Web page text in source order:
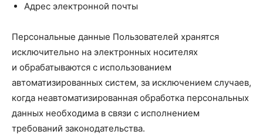
Адрес электронной почты
Персональные данные Пользователей хранятся
исключительно на электронных носителях
и обрабатываются с использованием
автоматизированных систем, за исключением случаев,
когда неавтоматизированная обработка персональных
данных необходима в связи с исполнением
требований законодательства.